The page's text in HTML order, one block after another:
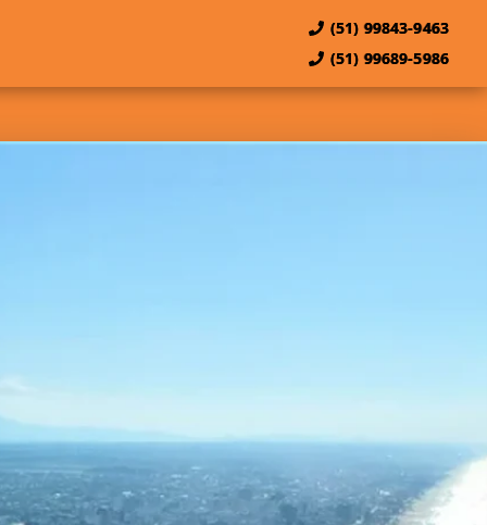
(51) 99843-9463
(51) 99689-5986